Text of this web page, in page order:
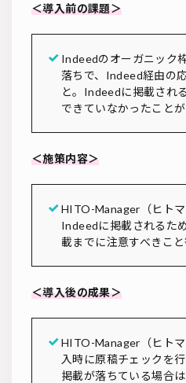
＜導入前の課題＞
Indeedのオーガニック
落ちで、Indeed経由の
と。Indeedに掲載され
できていなかったことが
＜施策内容＞
HITO-Manager（ヒト
Indeedに掲載されるた
載までに注意すべきこと
＜導入後の成果＞
HITO-Manager（ヒト
入時に原稿チェックを
掲載が落ちている場合